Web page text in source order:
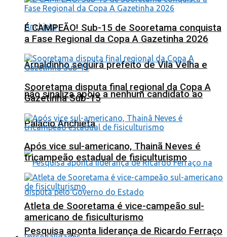
Arnaldinho seguirá prefeito de Vila Velha e
não sinaliza apoio a nenhum candidato ao
Palácio Anchieta
Pesquisa aponta liderança de Ricardo Ferraço
É CAMPEÃO! Sub-15 de Sooretama conquista
a Fase Regional da Copa A Gazetinha 2026
Sooretama disputa final regional da Copa A
Gazetinha Sub-15
Após vice sul-americano, Thainã Neves é
tricampeão estadual de fisiculturismo
Atleta de Sooretama é vice-campeão sul-
americano de fisiculturismo